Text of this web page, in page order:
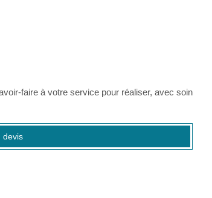
faire à votre service pour réaliser, avec soin
devis